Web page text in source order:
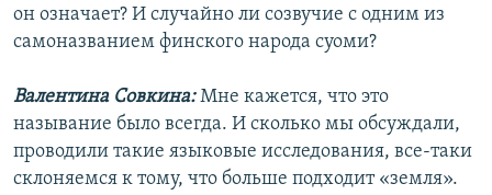
он означает? И случайно ли созвучие с одним из
самоназванием финского народа суоми?
Валентина Совкина:Мне кажется, что это
называние было всегда. И сколько мы обсуждали,
проводили такие языковые исследования, все-таки
склоняемся к тому, что больше подходит «земля».